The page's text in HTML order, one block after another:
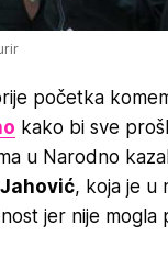
početka
kako bi sve
u Narodno
, koja je u
jer nije mogla